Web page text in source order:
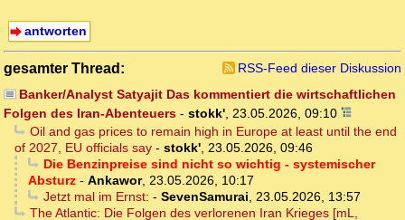
antworten
gesamter Thread:
RSS-Feed dieser Diskussion
Banker/Analyst Satyajit Das kommentiert die wirtschaftlichen
Folgen des Iran-Abenteuers - stokk', 23.05.2026, 09:10
Oil and gas prices to remain high in Europe at least until the end
of 2027, EU officials say - stokk', 23.05.2026, 09:46
Die Benzinpreise sind nicht so wichtig - systemischer
Absturz - Ankawor, 23.05.2026, 10:17
Jetzt mal im Ernst: - SevenSamurai, 23.05.2026, 13:57
The Atlantic: Die Folgen des verlorenen Iran Krieges [mL,